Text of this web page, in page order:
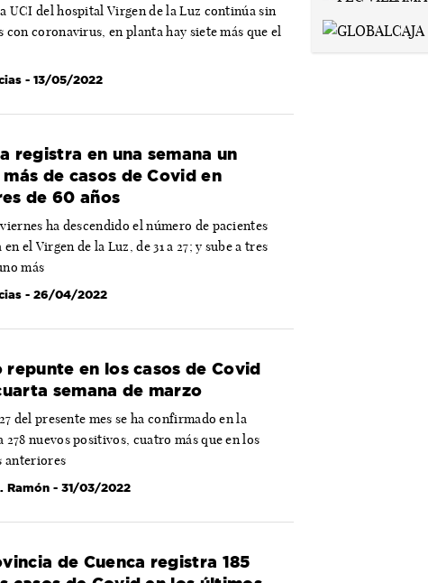
UCI del hospital Virgen de la Luz continúa sin
con coronavirus, en planta hay siete más que el
- 13/05/2022
registra en una semana un
más de casos de Covid en
de 60 años
ha descendido el número de pacientes
el Virgen de la Luz, de 31 a 27; y sube a tres
más
- 26/04/2022
repunte en los casos de Covid
semana de marzo
del presente mes se ha confirmado en la
nuevos positivos, cuatro más que en los
anteriores
Ramón - 31/03/2022
de Cuenca registra 185